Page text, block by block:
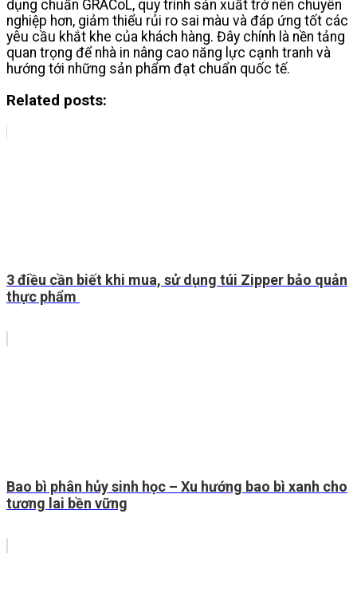
dụng chuẩn GRACoL, quy trình sản xuất trở nên chuyên
nghiệp hơn, giảm thiểu rủi ro sai màu và đáp ứng tốt các
yêu cầu khắt khe của khách hàng. Đây chính là nền tảng
quan trọng để nhà in nâng cao năng lực cạnh tranh và
hướng tới những sản phẩm đạt chuẩn quốc tế.
Related posts:
3 điều cần biết khi mua, sử dụng túi Zipper bảo quản
thực phẩm
Bao bì phân hủy sinh học – Xu hướng bao bì xanh cho
tương lai bền vững